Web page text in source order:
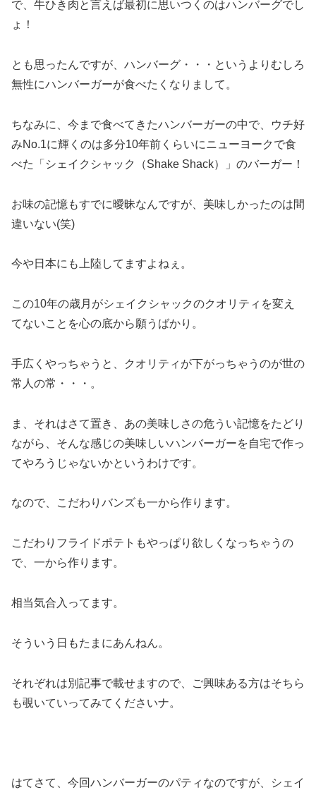
で、牛ひき肉と言えば最初に思いつくのはハンバーグでし
ょ！
とも思ったんですが、ハンバーグ・・・というよりむしろ
無性にハンバーガーが食べたくなりまして。
ちなみに、今まで食べてきたハンバーガーの中で、ウチ好
みNo.1に輝くのは多分10年前くらいにニューヨークで食
べた「シェイクシャック（Shake Shack）」のバーガー！
お味の記憶もすでに曖昧なんですが、美味しかったのは間
違いない(笑)
今や日本にも上陸してますよねぇ。
この10年の歳月がシェイクシャックのクオリティを変え
てないことを心の底から願うばかり。
手広くやっちゃうと、クオリティが下がっちゃうのが世の
常人の常・・・。
ま、それはさて置き、あの美味しさの危うい記憶をたどり
ながら、そんな感じの美味しいハンバーガーを自宅で作っ
てやろうじゃないかというわけです。
なので、こだわりバンズも一から作ります。
こだわりフライドポテトもやっぱり欲しくなっちゃうの
で、一から作ります。
相当気合入ってます。
そういう日もたまにあんねん。
それぞれは別記事で載せますので、ご興味ある方はそちら
も覗いていってみてくださいナ。
はてさて、今回ハンバーガーのパティなのですが、シェイ